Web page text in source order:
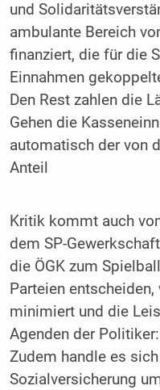
und
ambulante Bereich
finanziert, die für die
Einnahmen
Den Rest zahlen die
Gehen die
automatisch der von
Anteil
Kritik kommt auch
dem SP-
die ÖGK zum
Parteien
minimiert und die
Agenden der
Zudem handle es
Sozialversicherung